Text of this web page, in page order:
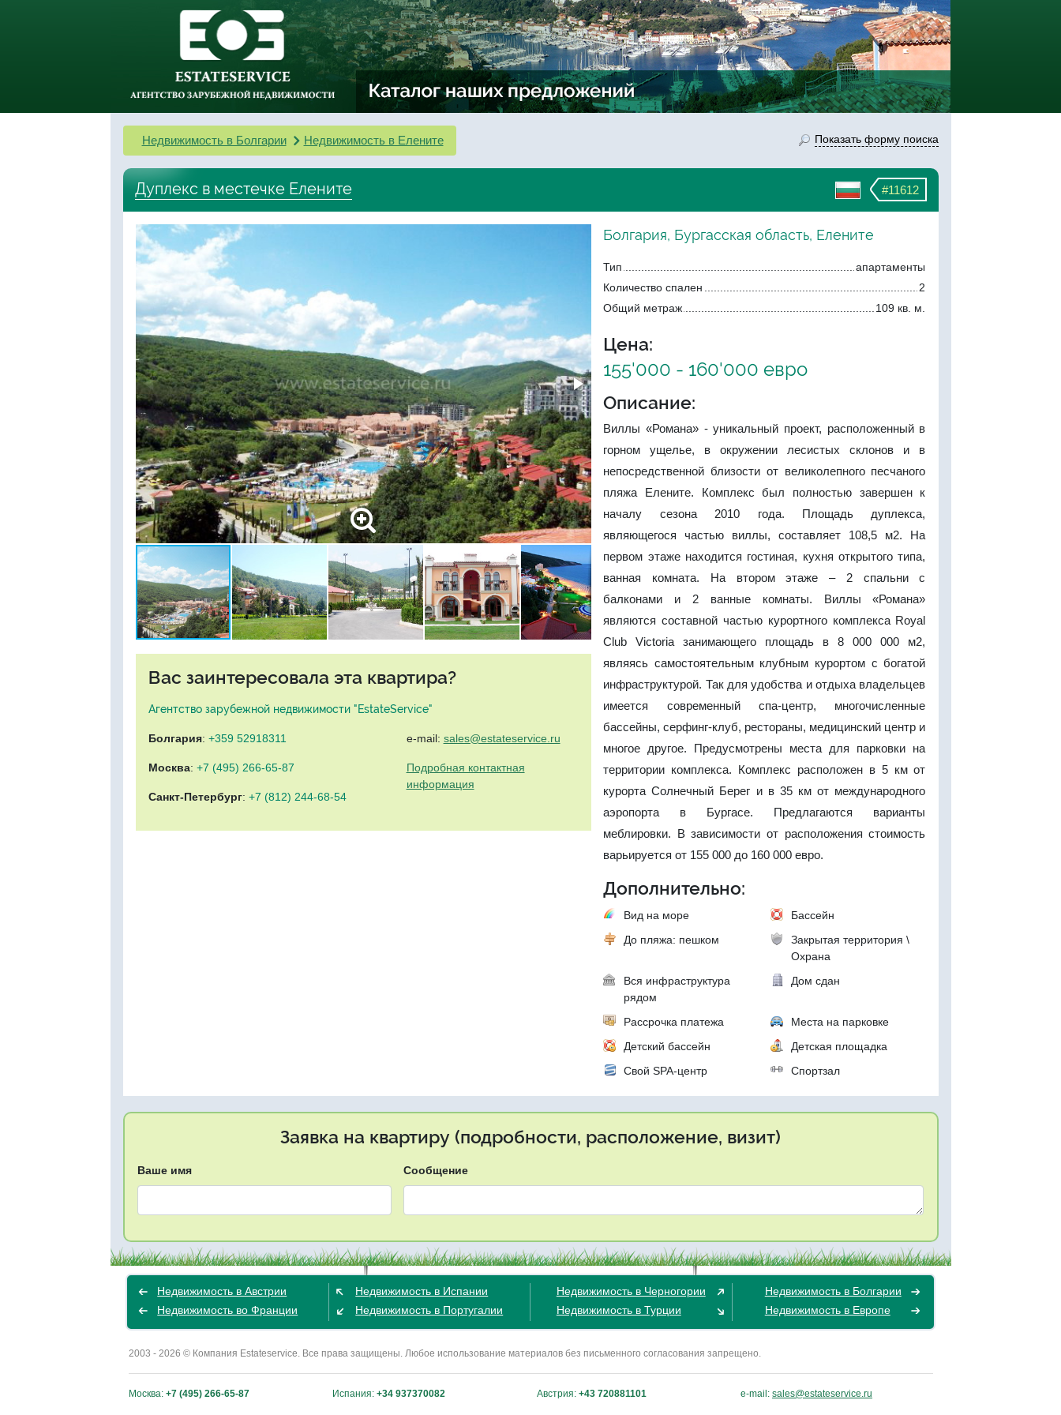
Недвижимость в Болгарии Недвижимость в Елените Показать форму поиска
#11612
Дуплекс в местечке Елените
Вас заинтересовала эта квартира?
Агентство зарубежной недвижимости "EstateService"
Болгария: +359 52918311
Москва: +7 (495) 266-65-87
Санкт-Петербург: +7 (812) 244-68-54
e-mail: sales@estateservice.ru
Подробная контактная
информация
Болгария, Бургасская область, Елените
Тип
апартаменты
Количество спален
2
Общий метраж
109 кв. м.
Цена:
155'000 - 160'000 евро
Описание:
Виллы «Романа» - уникальный проект, расположенный в
горном ущелье, в окружении лесистых склонов и в
непосредственной близости от великолепного песчаного
пляжа Елените. Комплекс был полностью завершен к
началу сезона 2010 года. Площадь дуплекса,
являющегося частью виллы, составляет 108,5 м2. На
первом этаже находится гостиная, кухня открытого типа,
ванная комната. На втором этаже – 2 спальни с
балконами и 2 ванные комнаты. Виллы «Романа»
являются составной частью курортного комплекса Royal
Club Victoria занимающего площадь в 8 000 000 м2,
являясь самостоятельным клубным курортом с богатой
инфраструктурой. Так для удобства и отдыха владельцев
имеется современный спа-центр, многочисленные
бассейны, серфинг-клуб, рестораны, медицинский центр и
многое другое. Предусмотрены места для парковки на
территории комплекса. Комплекс расположен в 5 км от
курорта Солнечный Берег и в 35 км от международного
аэропорта в Бургасе. Предлагаются варианты
меблировки. В зависимости от расположения стоимость
варьируется от 155 000 до 160 000 евро.
Дополнительно:
Вид на море
Бассейн
До пляжа: пешком
Закрытая территория \
Охрана
Вся инфраструктура
рядом
Дом сдан
Рассрочка платежа
Места на парковке
Детский бассейн
Детская площадка
Свой SPA-центр
Спортзал
Заявка на квартиру (подробности, расположение, визит)
Ваше имя Сообщение
Недвижимость в Австрии
Недвижимость во Франции
Недвижимость в Испании
Недвижимость в Португалии
Недвижимость в Черногории
Недвижимость в Турции
Недвижимость в Болгарии
Недвижимость в Европе
2003 - 2026 © Компания Estateservice. Все права защищены. Любое использование материалов без письменного согласования запрещено.
Москва: +7 (495) 266-65-87 Испания: +34 937370082 Австрия: +43 720881101 e-mail: sales@estateservice.ru